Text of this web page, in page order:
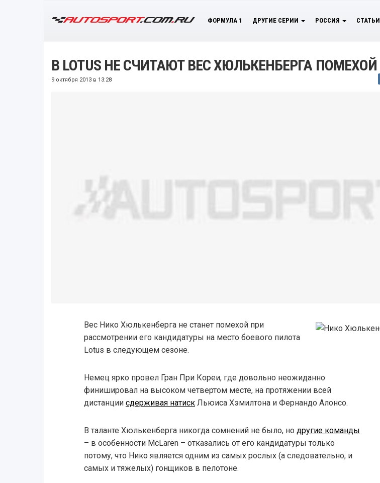
ФОРМУЛА 1 ДРУГИЕ СЕРИИ РОССИЯ СТАТЬИ
В LOTUS НЕ СЧИТАЮТ ВЕС ХЮЛЬКЕНБЕРГА ПОМЕХОЙ
9 октября 2013 в 13:28
Вес Нико Хюлькенберга не станет помехой при
рассмотрении его кандидатуры на место боевого пилота
Lotus в следующем сезоне.
Немец ярко провел Гран При Кореи, где довольно неожиданно
финишировал на высоком четвертом месте, на протяжении всей
дистанции сдерживая натискЛьюиса Хэмилтона и Фернандо Алонсо.
В таланте Хюлькенберга никогда сомнений не было, но другие команды
– в особенности McLaren – отказались от его кандидатуры только
потому, что Нико является одним из самых рослых (а следовательно, и
самых и тяжелых) гонщиков в пелотоне.